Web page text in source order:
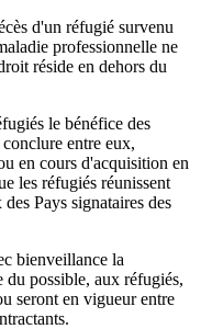
d'un réfugié survenu
professionnelle ne
réside en dehors du
le bénéfice des
entre eux,
en cours d'acquisition en
les réfugiés réunissent
Pays signataires des
bienveillance la
du possible, aux réfugiés,
seront en vigueur entre